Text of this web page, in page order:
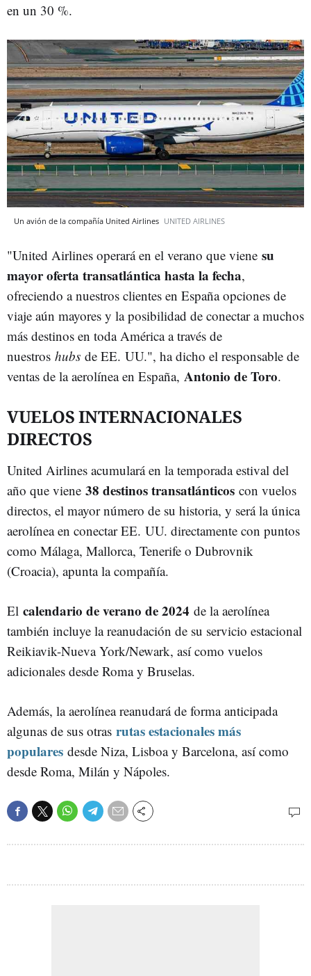
en un 30 %.
Un avión de la compañía United Airlines UNITED AIRLINES
"United Airlines operará en el verano que viene su
mayor oferta transatlántica hasta la fecha,
ofreciendo a nuestros clientes en España opciones de
viaje aún mayores y la posibilidad de conectar a muchos
más destinos en toda América a través de
nuestros hubs de EE. UU.", ha dicho el responsable de
ventas de la aerolínea en España, Antonio de Toro.
VUELOS INTERNACIONALES
DIRECTOS
United Airlines acumulará en la temporada estival del
año que viene 38 destinos transatlánticos con vuelos
directos, el mayor número de su historia, y será la única
aerolínea en conectar EE. UU. directamente con puntos
como Málaga, Mallorca, Tenerife o Dubrovnik
(Croacia), apunta la compañía.
El calendario de verano de 2024 de la aerolínea
también incluye la reanudación de su servicio estacional
Reikiavik-Nueva York/Newark, así como vuelos
adicionales desde Roma y Bruselas.
Además, la aerolínea reanudará de forma anticipada
algunas de sus otras rutas estacionales más
populares desde Niza, Lisboa y Barcelona, así como
desde Roma, Milán y Nápoles.